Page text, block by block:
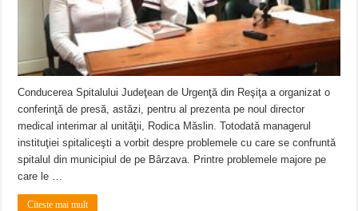
Conducerea Spitalului Judeţean de Urgenţă din Reşiţa a organizat o
conferinţă de presă, astăzi, pentru al prezenta pe noul director
medical interimar al unităţii, Rodica Măslin. Totodată managerul
instituţiei spitaliceşti a vorbit despre problemele cu care se confruntă
spitalul din municipiul de pe Bârzava. Printre problemele majore pe
care le …
Citeste mai mult